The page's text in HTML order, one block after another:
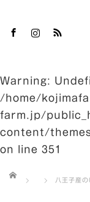
Warning:
/home/
farm.jp/
content/
on line 351
ホーム
八王子産